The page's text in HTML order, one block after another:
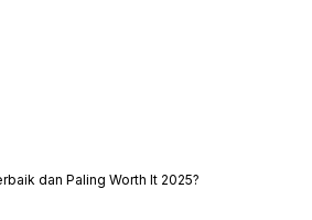
dan Paling Worth It 2025?